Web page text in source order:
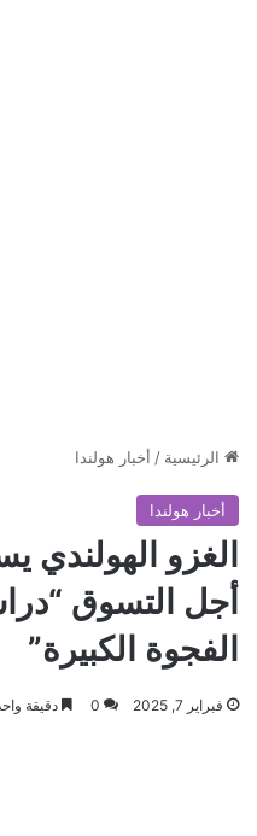
الرئيسية / أخبار هولندا
أخبار هولندا
الغزو الهولندي
أجل التسوق
الفجوة الكبيرة”
فبراير 7, 2025 0 دقيقة